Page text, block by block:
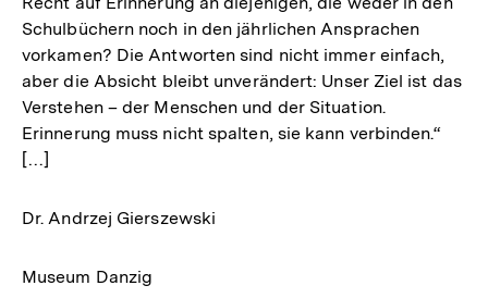
Schulbüchern noch in den jährlichen Ansprachen
vorkamen? Die Antworten sind nicht immer einfach,
aber die Absicht bleibt unverändert: Unser Ziel ist das
Verstehen – der Menschen und der Situation.
Erinnerung muss nicht spalten, sie kann verbinden.“
[…]
Dr. Andrzej Gierszewski
Museum Danzig